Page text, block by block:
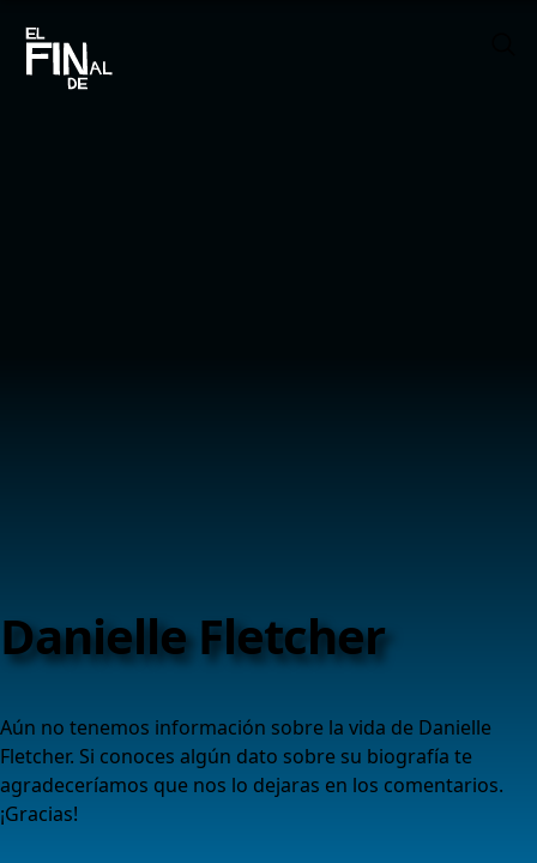
Danielle Fletcher
Aún no tenemos información sobre la vida de Danielle
Fletcher. Si conoces algún dato sobre su biografía te
agradeceríamos que nos lo dejaras en los comentarios.
¡Gracias!